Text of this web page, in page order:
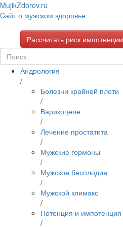
MujikZdorov.ru
Cайт о мужском здоровье
Рассчитать риск импотенции
Андрология
/
Болезни крайней плоти
/
Варикоцеле
/
Лечение простатита
/
Мужские гормоны
/
Мужское бесплодие
/
Мужской климакс
/
Потенция и импотенция
/